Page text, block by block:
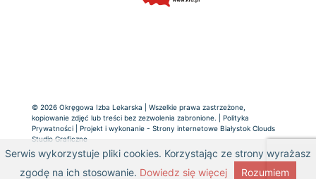
© 2026 Okręgowa Izba Lekarska | Wszelkie prawa zastrzeżone,
kopiowanie zdjęć lub treści bez zezwolenia zabronione. | Polityka
Prywatności | Projekt i wykonanie - Strony internetowe Białystok Clouds
Studio Graficzne
Serwis wykorzystuje pliki cookies. Korzystając ze strony wyrażasz
zgodę na ich stosowanie. Dowiedz się więcej Rozumiem